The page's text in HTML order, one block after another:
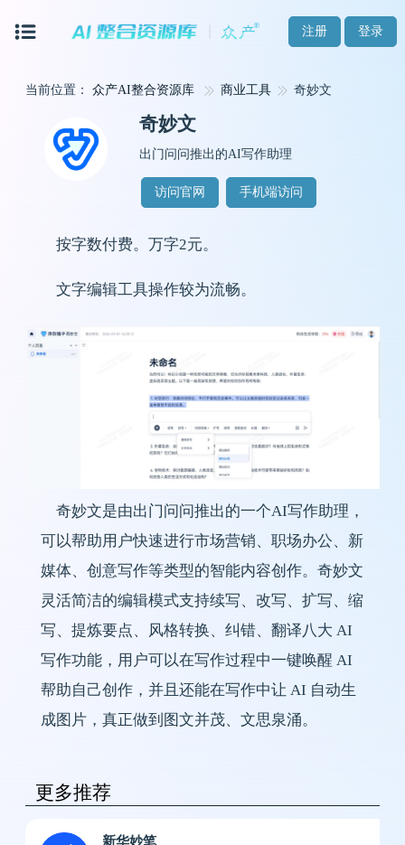
注册 登录
当前位置： 众产AI整合资源库 商业工具 奇妙文
奇妙文
出门问问推出的AI写作助理
访问官网 手机端访问
按字数付费。万字2元。
文字编辑工具操作较为流畅。
奇妙文是由出门问问推出的一个AI写作助理，
可以帮助用户快速进行市场营销、职场办公、新
媒体、创意写作等类型的智能内容创作。奇妙文
灵活简洁的编辑模式支持续写、改写、扩写、缩
写、提炼要点、风格转换、纠错、翻译八大 AI
写作功能，用户可以在写作过程中一键唤醒 AI
帮助自己创作，并且还能在写作中让 AI 自动生
成图片，真正做到图文并茂、文思泉涌。
更多推荐
新华妙笔